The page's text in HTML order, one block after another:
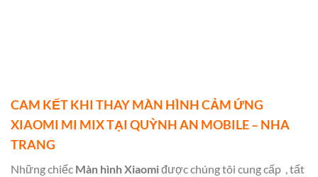
CAM KẾT KHI THAY MÀN HÌNH CẢM ỨNG
XIAOMI MI MIX TẠI QUỲNH AN MOBILE – NHA
TRANG
Những chiếc Màn hình Xiaomiđược chúng tôi cung cấp , tất